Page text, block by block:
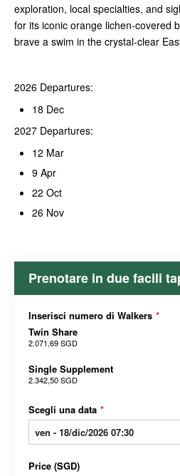
exploration, local specialties, and
for its iconic orange lichen-covered
brave a swim in the crystal-clear
2026 Departures:
18 Dec
2027 Departures:
12 Mar
9 Apr
22 Oct
26 Nov
Prenotare in due facili
Inserisci numero di Walkers *
Twin Share
2.071,69 SGD
Single Supplement
2.342,50 SGD
Scegli una data *
Price (SGD)